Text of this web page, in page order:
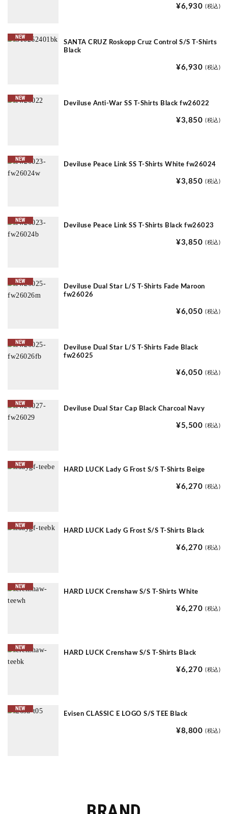
¥6,930 (税込)
NEW
SANTA CRUZ Roskopp Cruz Control S/S T-Shirts
Black
¥6,930 (税込)
NEW
Deviluse Anti-War SS T-Shirts Black fw26022
¥3,850 (税込)
NEW
Deviluse Peace Link SS T-Shirts White fw26024
¥3,850 (税込)
NEW
Deviluse Peace Link SS T-Shirts Black fw26023
¥3,850 (税込)
NEW
Deviluse Dual Star L/S T-Shirts Fade Maroon
fw26026
¥6,050 (税込)
NEW
Deviluse Dual Star L/S T-Shirts Fade Black
fw26025
¥6,050 (税込)
NEW
Deviluse Dual Star Cap Black Charcoal Navy
¥5,500 (税込)
NEW
HARD LUCK Lady G Frost S/S T-Shirts Beige
¥6,270 (税込)
NEW
HARD LUCK Lady G Frost S/S T-Shirts Black
¥6,270 (税込)
NEW
HARD LUCK Crenshaw S/S T-Shirts White
¥6,270 (税込)
NEW
HARD LUCK Crenshaw S/S T-Shirts Black
¥6,270 (税込)
NEW
Evisen CLASSIC E LOGO S/S TEE Black
¥8,800 (税込)